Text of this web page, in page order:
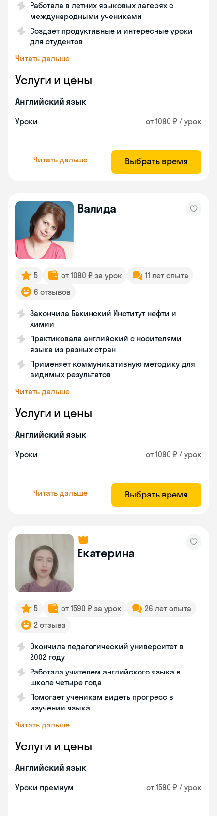
Работала в летних языковых лагерях с
международными учениками
Создает продуктивные и интересные уроки
для студентов
Читать дальше
Услуги и цены
Английский язык
Уроки от 1090 ₽ / урок
Читать дальше Выбрать время
Валида
5 от 1090 ₽ за урок
11 лет опыта
6 отзывов
Закончила Бакинский Институт нефти и
химии
Практиковала английский с носителями
языка из разных стран
Применяет коммуникативную методику для
видимых результатов
Читать дальше
Услуги и цены
Английский язык
Уроки от 1090 ₽ / урок
Читать дальше Выбрать время
Екатерина
5 от 1590 ₽ за урок
26 лет опыта
2 отзыва
Окончила педагогический университет в
2002 году
Работала учителем английского языка в
школе четыре года
Помогает ученикам видеть прогресс в
изучении языка
Читать дальше
Услуги и цены
Английский язык
Уроки премиум от 1590 ₽ / урок